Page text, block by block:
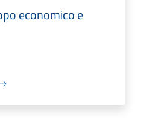
economico e